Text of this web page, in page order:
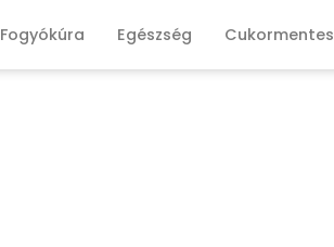
Fogyókúra Egészség Cukormentes